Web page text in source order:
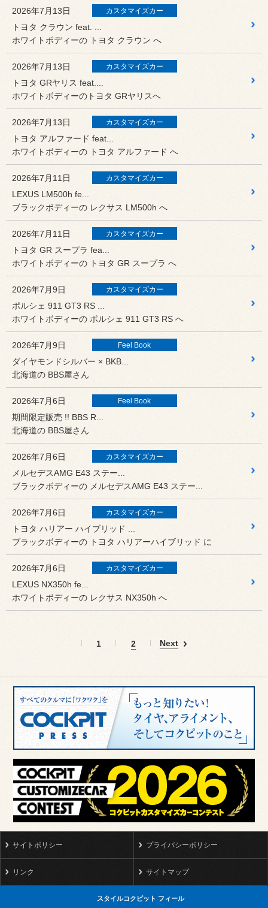
2026年7月13日 カスタマイズカー
トヨタ クラウン feat. ...
ホワイトボディーの トヨタ クラウン へ
2026年7月13日 カスタマイズカー
トヨタ GRヤリス feat....
ホワイトボディーのトヨタ GRヤリスへ
2026年7月13日 カスタマイズカー
トヨタ アルファード feat...
ホワイトボディーの トヨタ アルファード へ
2026年7月11日 カスタマイズカー
LEXUS LM500h fe...
ブラックボディーの レクサス LM500h へ
2026年7月11日 カスタマイズカー
トヨタ GR スープラ fea...
ホワイトボディーの トヨタ GR スープラ へ
2026年7月9日 カスタマイズカー
ポルシェ 911 GT3 RS ...
ホワイトボディーの ポルシェ 911 GT3 RS へ
2026年7月9日 Feel Book
ダイヤモンドシルバー × BKB...
北海道の BBS屋さん
2026年7月6日 Feel Book
期間限定販売 !! BBS R...
北海道の BBS屋さん
2026年7月6日 カスタマイズカー
メルセデスAMG E43 ステー...
ブラックボディーの メルセデスAMG E43 ステー...
2026年7月6日 カスタマイズカー
トヨタ ハリアー ハイブリッド ...
ブラックボディーの トヨタ ハリアーハイブリッド に
2026年7月6日 カスタマイズカー
LEXUS NX350h fe...
ホワイトボディーの レクサス NX350h へ
1 2 Next
サイトポリシー プライバシーポリシー
リンク サイトマップ
スタイルコクピット フィール